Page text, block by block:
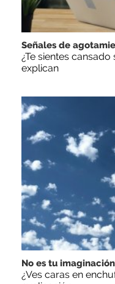
Señales de
¿Te sientes
explican
No es tu imaginación
¿Ves caras en